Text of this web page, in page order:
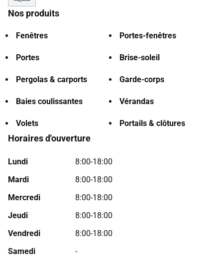
Nos produits
Fenêtres Portes-fenêtres
Portes Brise-soleil
Pergolas & carports Garde-corps
Baies coulissantes Vérandas
Volets Portails & clôtures
Horaires d'ouverture
Lundi
8:00-18:00
Mardi
8:00-18:00
Mercredi
8:00-18:00
Jeudi
8:00-18:00
Vendredi
8:00-18:00
Samedi
-